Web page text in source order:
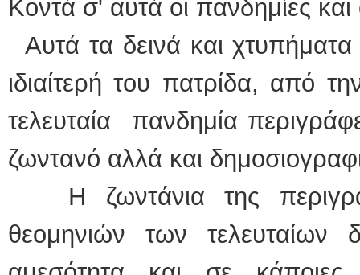
Κοντά σ' αυτά οι πανδημίες και
Αυτά τα δεινά και
ιδιαίτερή του πατρίδα, από
τελευταία πανδημία
ζωντανό αλλά και
Η ζωντάνια της
θεομηνιών των τελευταίων